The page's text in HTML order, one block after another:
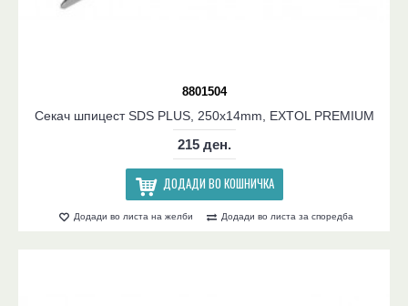
8801504
Секач шпицест SDS PLUS, 250x14mm, EXTOL PREMIUM
215 ден.
ДОДАДИ ВО КОШНИЧКА
Додади во листа на желби Додади во листа за споредба